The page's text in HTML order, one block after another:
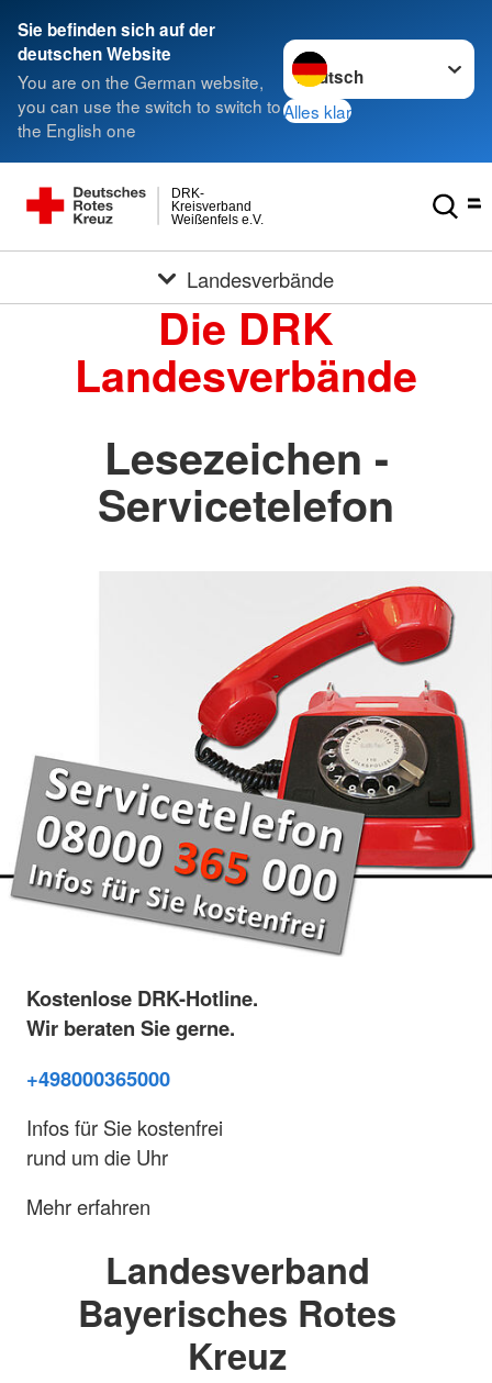
Sie befinden sich auf der
deutschen Website
You are on the German website,
you can use the switch to switch to
the English one
Sprache wechseln zu
Alles klar
Weißenfels e.V.
Kreisverband
DRK-
Landesverbände
Die DRK
Landesverbände
Lesezeichen -
Servicetelefon
Kostenlose DRK-Hotline.
Wir beraten Sie gerne.
+498000365000
Infos für Sie kostenfrei
rund um die Uhr
Mehr erfahren
Landesverband
Bayerisches Rotes
Kreuz